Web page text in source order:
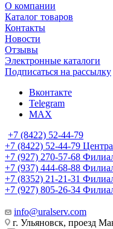
О компании
Каталог товаров
Контакты
Новости
Отзывы
Электронные каталоги
Подписаться на рассылку
Вконтакте
Telegram
MAX
+7 (8422) 52-44-79
+7 (8422) 52-44-79
+7 (927) 270-57-68
+7 (937) 444-68-88
+7 (8352) 21-21-31
+7 (927) 805-26-34
info@uralserv.com
г. Ульяновск, проезд